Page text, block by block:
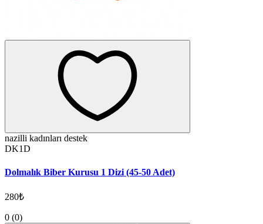
nazilli kadınları destek
DK1D
Dolmalık Biber Kurusu 1 Dizi (45-50 Adet)
280₺
0 (0)